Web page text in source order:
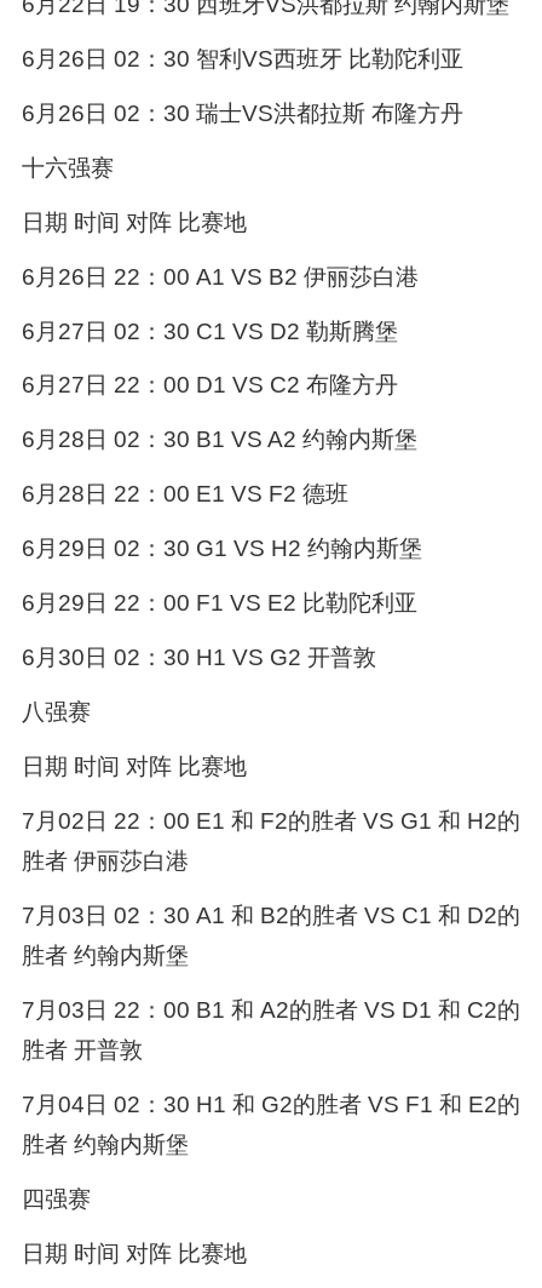
6月26日 02：30 智利VS西班牙 比勒陀利亚
6月26日 02：30 瑞士VS洪都拉斯 布隆方丹
十六强赛
日期 时间 对阵 比赛地
6月26日 22：00 A1 VS B2 伊丽莎白港
6月27日 02：30 C1 VS D2 勒斯腾堡
6月27日 22：00 D1 VS C2 布隆方丹
6月28日 02：30 B1 VS A2 约翰内斯堡
6月28日 22：00 E1 VS F2 德班
6月29日 02：30 G1 VS H2 约翰内斯堡
6月29日 22：00 F1 VS E2 比勒陀利亚
6月30日 02：30 H1 VS G2 开普敦
八强赛
日期 时间 对阵 比赛地
7月02日 22：00 E1 和 F2的胜者 VS G1 和 H2的
胜者 伊丽莎白港
7月03日 02：30 A1 和 B2的胜者 VS C1 和 D2的
胜者 约翰内斯堡
7月03日 22：00 B1 和 A2的胜者 VS D1 和 C2的
胜者 开普敦
7月04日 02：30 H1 和 G2的胜者 VS F1 和 E2的
胜者 约翰内斯堡
四强赛
日期 时间 对阵 比赛地